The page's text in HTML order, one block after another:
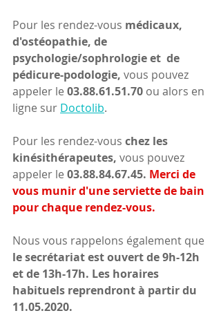
Pour les rendez-vous médicaux,
d'ostéopathie, de
psychologie/sophrologie et  de
pédicure-podologie, vous pouvez
appeler le 03.88.61.51.70 ou alors en
ligne sur Doctolib.
Pour les rendez-vous chez les
kinésithérapeutes, vous pouvez
appeler le 03.88.84.67.45. Merci de
vous munir d'une serviette de bain
pour chaque rendez-vous.
Nous vous rappelons également que
le secrétariat est ouvert de 9h-12h
et de 13h-17h. Les horaires
habituels reprendront à partir du
11.05.2020.